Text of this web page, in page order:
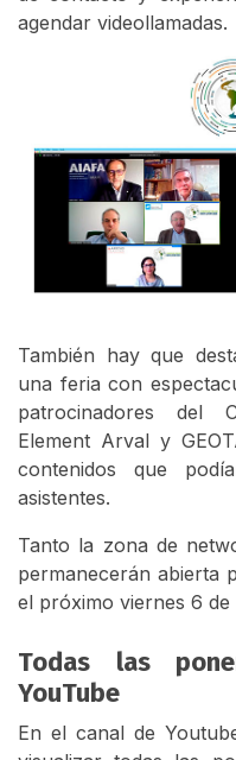
agendar videollamadas.
También hay que
una feria con
patrocinadores del
Element Arval y
contenidos que
asistentes.
Tanto la zona de
permanecerán abierta
el próximo viernes 6 de
Todas las
YouTube
En el canal de